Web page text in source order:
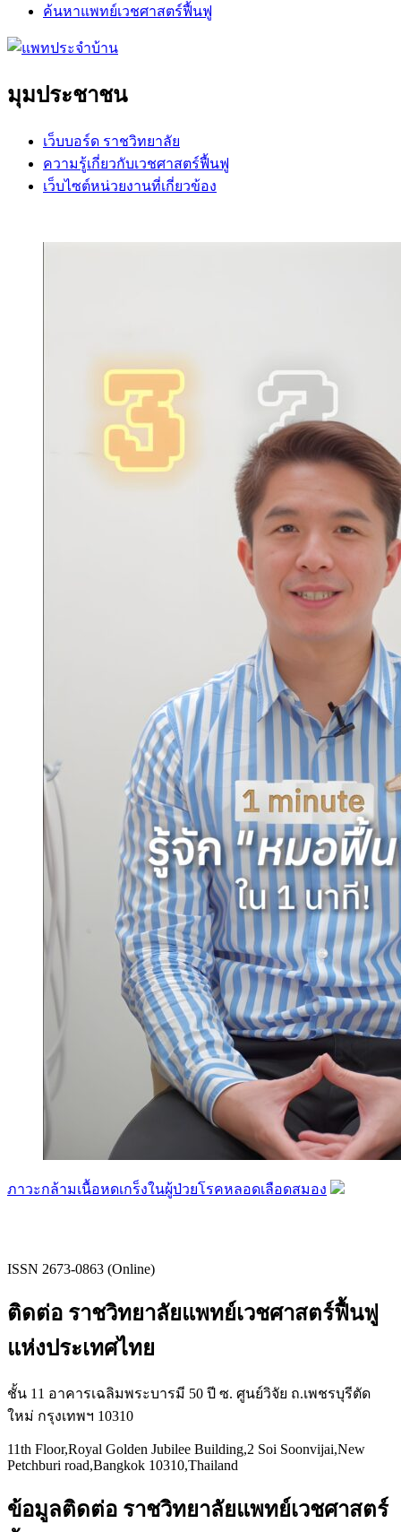
ค้นหาแพทย์เวชศาสตร์ฟื้นฟู
มุมประชาชน
เว็บบอร์ด ราชวิทยาลัย
ความรู้เกี่ยวกับเวชศาสตร์ฟื้นฟู
เว็บไซต์หน่วยงานที่เกี่ยวข้อง
ภาวะกล้ามเนื้อหดเกร็งในผู้ป่วยโรคหลอดเลือดสมอง
ISSN 2673-0863 (Online)
ติดต่อ ราชวิทยาลัยแพทย์เวชศาสตร์ฟื้นฟู
แห่งประเทศไทย
ชั้น 11 อาคารเฉลิมพระบารมี 50 ปี ซ. ศูนย์วิจัย ถ.เพชรบุรีตัด
ใหม่ กรุงเทพฯ 10310
11th Floor,Royal Golden Jubilee Building,2 Soi Soonvijai,New
Petchburi road,Bangkok 10310,Thailand
ข้อมูลติดต่อ ราชวิทยาลัยแพทย์เวชศาสตร์